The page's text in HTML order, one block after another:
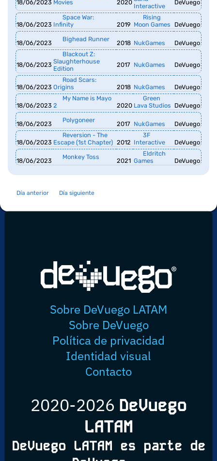
18/06/2023 Movies
2020
Interactive
DeVuego
18/06/2023
Space War:
Infinity
2019
Rising
Moon Games
DeVuego
18/06/2023
Bighead Runner
2018 NukGames DeVuego
18/06/2023
Blackout Z:
Slaughterhouse
Edition
2017 NukGames DeVuego
18/06/2023
Road Scars:
Origins
2018 NukGames DeVuego
18/06/2023
My Name is Mayo
2
2020
Green
Lava Studios DeVuego
18/06/2023
Polygoneer
2017 NukGames DeVuego
18/06/2023
Reversion - The
Escape (1st Chapter) 2012
3F
Interactive
DeVuego
18/06/2023
Monkey Toss
2021
Eldritch
Games
DeVuego
Día anterior Día siguiente
Sobre DeVuego LATAM
Sobre DeVuego
Política de privacidad
Identidad visual
Contacto
2020-2026 DeVuego
LATAM
DeVuego LATAM es parte de